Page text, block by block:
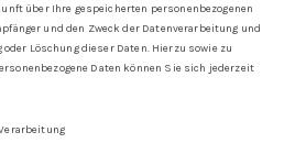
über Ihre gespeicherten personenbezogenen
und den Zweck der Datenverarbeitung und
Löschung dieser Daten. Hierzu sowie zu
Daten können Sie sich jederzeit